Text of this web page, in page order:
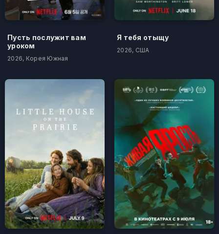
Пусть послужит вам
уроком
2026, Корея Южная
Я тебя отыщу
2026, США